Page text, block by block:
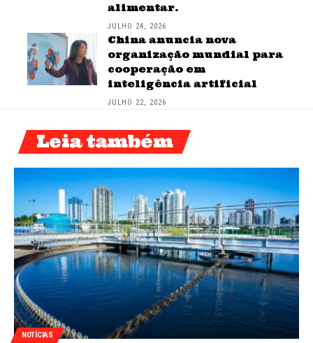
alimentar.
JULHO 24, 2026
China anuncia nova
organização mundial para
cooperação em
inteligência artificial
JULHO 22, 2026
Leia também
NOTÍCIAS